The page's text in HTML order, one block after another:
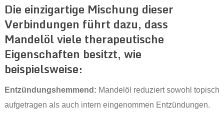
Die einzigartige Mischung dieser
Verbindungen führt dazu, dass
Mandelöl viele therapeutische
Eigenschaften besitzt, wie
beispielsweise:
Entzündungshemmend: Mandelöl reduziert sowohl topisch
aufgetragen als auch intern eingenommen Entzündungen.